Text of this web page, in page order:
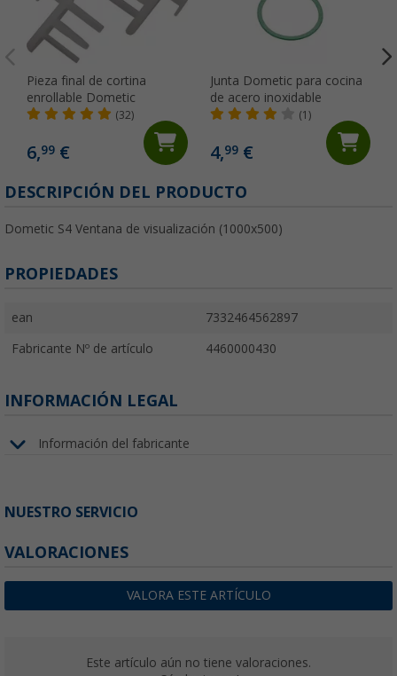
Pieza final de cortina
enrollable Dometic
(32)
6,99 €
Junta Dometic para cocina
de acero inoxidable
(1)
4,99€
DESCRIPCIÓN DEL PRODUCTO
Dometic S4 Ventana de visualización (1000x500)
PROPIEDADES
ean 7332464562897
Fabricante Nº de artículo 4460000430
INFORMACIÓN LEGAL
Información del fabricante
NUESTRO SERVICIO
VALORACIONES
VALORA ESTE ARTÍCULO
Este artículo aún no tiene valoraciones.